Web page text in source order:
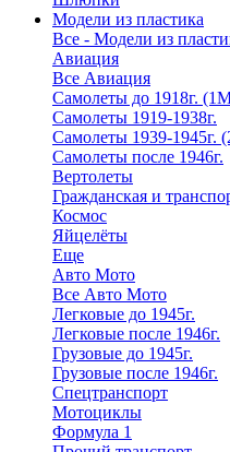
Модели из пластика
Все - Модели из
Авиация
Все Авиация
Самолеты до 1918г.
Самолеты 1919-1938г.
Самолеты 1939-1945г.
Самолеты после 1946г.
Вертолеты
Гражданская и
Космос
Яйцелёты
Еще
Авто Мото
Все Авто Мото
Легковые до 1945г.
Легковые после 1946г.
Грузовые до 1945г.
Грузовые после 1946г.
Спецтранспорт
Мотоциклы
Формула 1